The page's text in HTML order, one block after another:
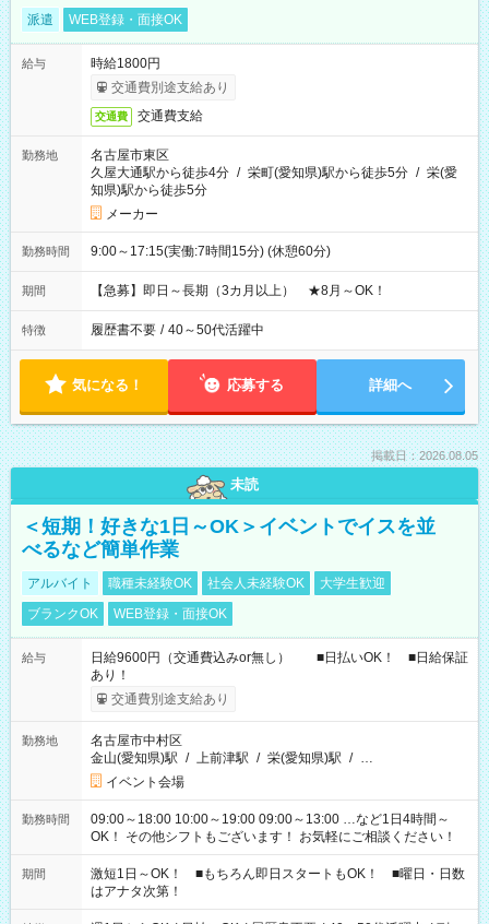
派遣 WEB登録・面接OK
給与
時給1800円
交通費別途支給あり
交通費 交通費支給
勤務地
名古屋市東区
久屋大通駅から徒歩4分 / 栄町(愛知県)駅から徒歩5分 / 栄(愛
知県)駅から徒歩5分
メーカー
勤務時間 9:00～17:15(実働:7時間15分) (休憩60分)
期間 【急募】即日～長期（3カ月以上） ★8月～OK！
特徴 履歴書不要 / 40～50代活躍中
気になる！ 応募する 詳細へ
掲載日：2026.08.05
未読
＜短期！好きな1日～OK＞イベントでイスを並
べるなど簡単作業
アルバイト 職種未経験OK 社会人未経験OK
大学生歓迎
ブランクOK
WEB登録・面接OK
給与
日給9600円（交通費込みor無し） ■日払いOK！ ■日給保証
あり！
交通費別途支給あり
勤務地
名古屋市中村区
金山(愛知県)駅 / 上前津駅 / 栄(愛知県)駅 / …
イベント会場
勤務時間
09:00～18:00 10:00～19:00 09:00～13:00 …など1日4時間～
OK！ その他シフトもございます！ お気軽にご相談ください！
期間
激短1日～OK！ ■もちろん即日スタートもOK！ ■曜日・日数
はアナタ次第！